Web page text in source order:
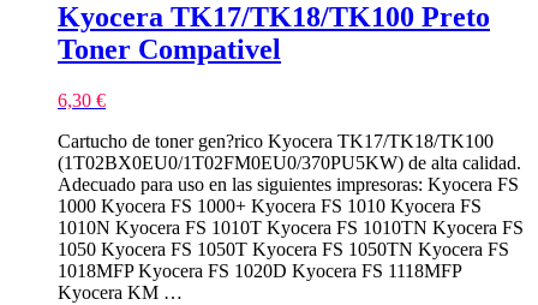
Kyocera TK17/TK18/TK100 Preto
Toner Compativel
6,30 €
Cartucho de toner gen?rico Kyocera TK17/TK18/TK100
(1T02BX0EU0/1T02FM0EU0/370PU5KW) de alta calidad.
Adecuado para uso en las siguientes impresoras: Kyocera FS
1000 Kyocera FS 1000+ Kyocera FS 1010 Kyocera FS
1010N Kyocera FS 1010T Kyocera FS 1010TN Kyocera FS
1050 Kyocera FS 1050T Kyocera FS 1050TN Kyocera FS
1018MFP Kyocera FS 1020D Kyocera FS 1118MFP
Kyocera KM …